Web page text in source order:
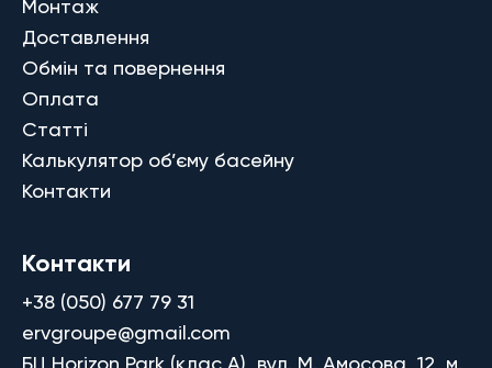
Монтаж
Доставлення
Обмін та повернення
Оплата
Статті
Калькулятор об’єму басейну
Контакти
Контакти
+38 (050) 677 79 31
ervgroupe@gmail.com
БЦ Horizon Park (клас A), вул. М. Амосова, 12, м.